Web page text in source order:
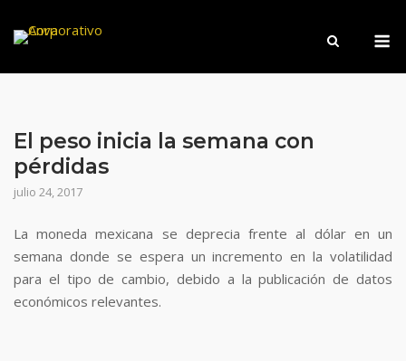
El peso inicia la semana con
pérdidas
julio 24, 2017
La moneda mexicana se deprecia frente al dólar en un
semana donde se espera un incremento en la volatilidad
para el tipo de cambio, debido a la publicación de datos
económicos relevantes.